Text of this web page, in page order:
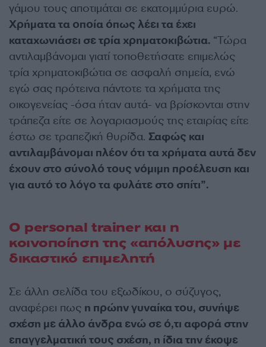
γάμου τους αποτιμάται σε εκατομμύρια ευρώ.
Χρήματα τα οποία όπως λέει τα έχει
καταχωνιάσει σε τρία χρηματοκιβώτια. “Τώρα
αντιλαμβάνομαι γιατί τοποθετήσατε επιμελώς
τρία χρηματοκιβώτια σε ασφαλή σημεία, ενώ
εγώ σας πρότεινα πάντοτε τα χρήματα της
οικογενείας -όσα ήταν αυτά- να βρίσκονται στην
τράπεζα είτε σε λογαριασμούς της εταιρίας είτε
έστω σε τραπεζική θυρίδα. Σαφώς και
αντιλαμβάνομαι πλέον ότι τα χρήματα αυτά δεν
έχουν στο σύνολό τους νόμιμη προέλευση και
για αυτό το λόγο τα φυλάτε στο σπίτι”.
O personal trainer και η
κοινοποίηση της «απόλυσης» με
δικαστικό επιμελητή
Σε άλλη σελίδα του εξωδίκου, ο σύζυγος,
αναφέρει πως η πρώην γυναίκα του, συνήψε
σχέση με άλλο άνδρα ενώ σε ό,τι αφορά στην
επαγγελματική τους σχέση, η ίδια την έκοψε